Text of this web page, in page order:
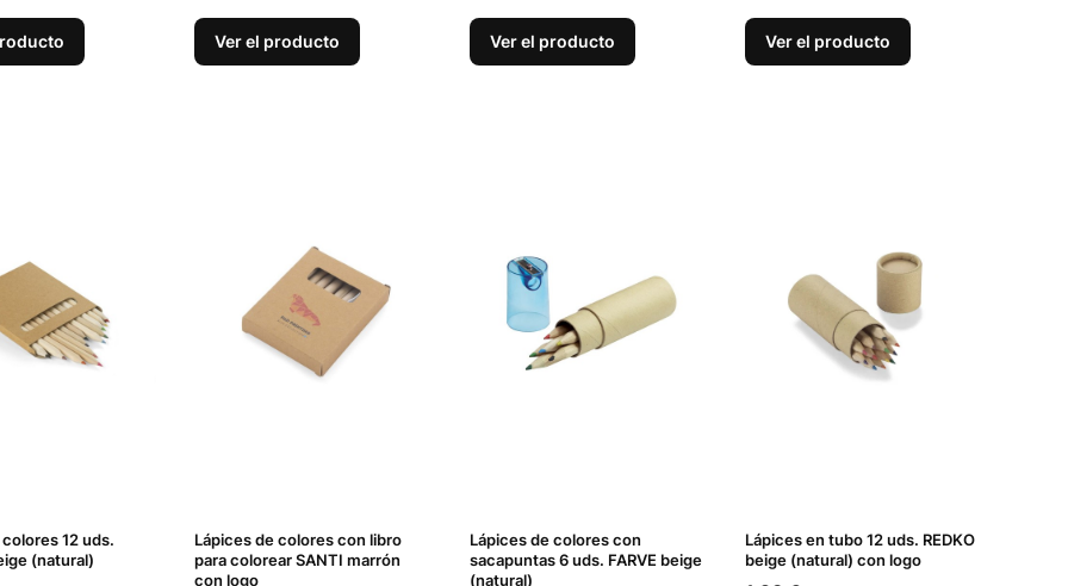
Ver el producto Ver el producto Ver el producto
12 uds.
(natural)
Lápices de colores con libro
para colorear SANTI marrón
con logo
Lápices de colores con
sacapuntas 6 uds. FARVE beige
(natural)
Lápices en tubo 12 uds. REDKO
beige (natural) con logo